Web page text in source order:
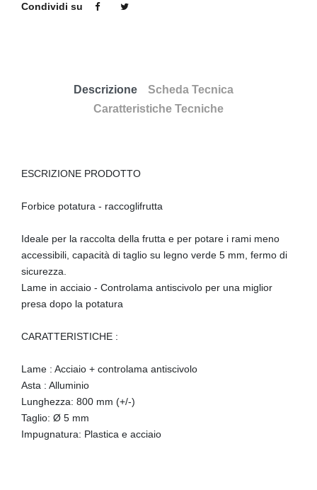
Condividi su
Descrizione
Scheda Tecnica
Caratteristiche Tecniche
ESCRIZIONE PRODOTTO
Forbice potatura - raccoglifrutta
Ideale per la raccolta della frutta e per potare i rami meno
accessibili, capacità di taglio su legno verde 5 mm, fermo di
sicurezza.
Lame in acciaio - Controlama antiscivolo per una miglior
presa dopo la potatura
CARATTERISTICHE :
Lame : Acciaio + controlama antiscivolo
Asta : Alluminio
Lunghezza: 800 mm (+/-)
Taglio: Ø 5 mm
Impugnatura: Plastica e acciaio